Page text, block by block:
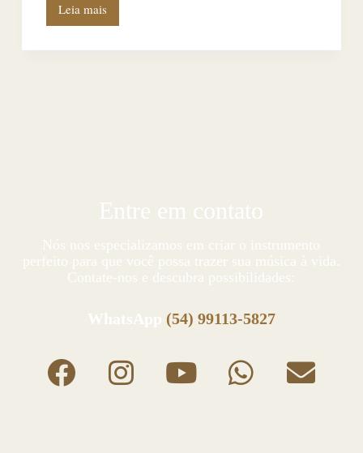
Leia mais
Entre em contato
Nós nos especializamos em criar o instrumento
perfeito para que você possa trazer sua música à vida.
Contate-nos e descubra possibilidades:
WhatsApp (54) 99113-5827